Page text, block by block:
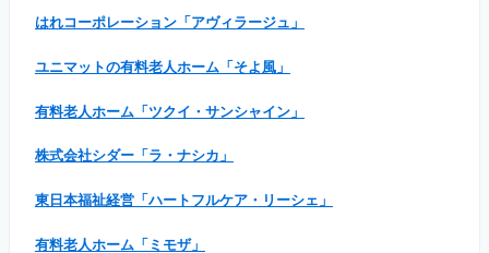
はれコーポレーション「アヴィラージュ」
ユニマットの有料老人ホーム「そよ風」
有料老人ホーム「ツクイ・サンシャイン」
株式会社シダー「ラ・ナシカ」
東日本福祉経営「ハートフルケア・リーシェ」
有料老人ホーム「ミモザ」